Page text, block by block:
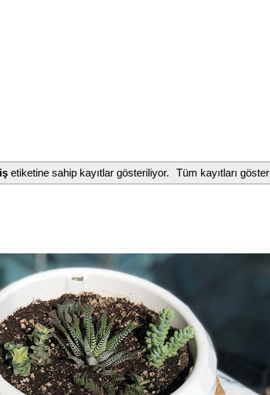
etiketine sahip kayıtlar gösteriliyor. Tüm kayıtları göster